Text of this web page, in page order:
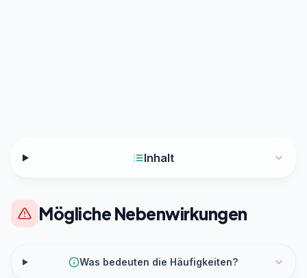
Inhalt
Mögliche Nebenwirkungen
Was bedeuten die Häufigkeiten?